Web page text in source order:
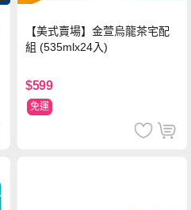
【美式賣場】金萱烏龍茶宅配
組 (535mlx24入)
$599
免運